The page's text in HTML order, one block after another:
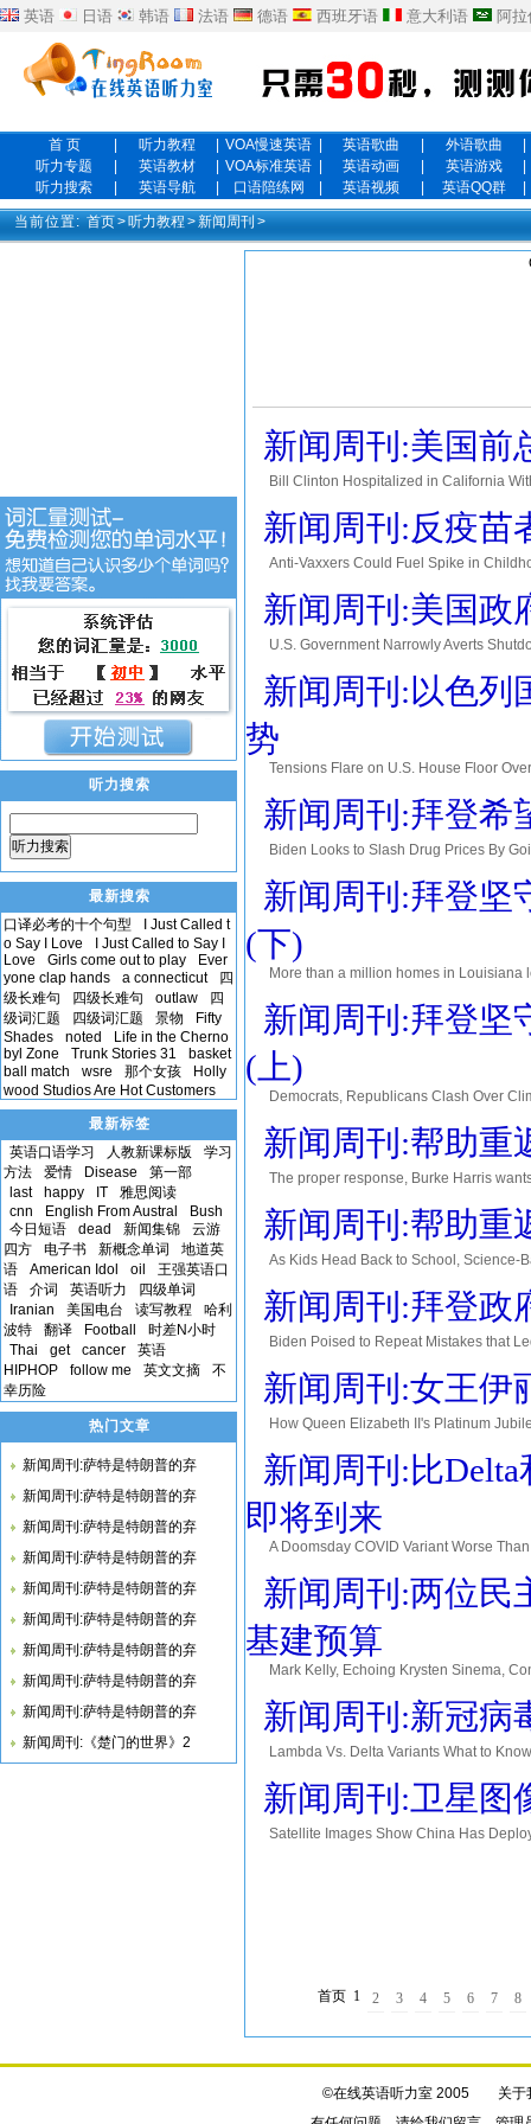
英语 日语 韩语 法语 德语 西班牙语 意大利语 阿
首 页 听力教程 VOA慢速英语 英语歌曲 外语歌曲
听力专题
英语教材 VOA标准英语 英语动画 英语游戏
听力搜索
英语导航 口语陪练网 英语视频 英语QQ群
当前位置: 首页>听力教程 >新闻周刊 >
新闻周刊:美国前
Bill Clinton Hospitalized in California
新闻周刊:反疫苗
Anti-Vaxxers Could Fuel Spike in
新闻周刊:美国政
U.S. Government Narrowly Averts
新闻周刊:以色列
势
Tensions Flare on U.S. House Floor
新闻周刊:拜登希
Biden Looks to Slash Drug Prices By
新闻周刊:拜登坚
(下)
More than a million homes in Louisiana
新闻周刊:拜登坚
(上)
Democrats, Republicans Clash Over
新闻周刊:帮助重
The proper response, Burke Harris
新闻周刊:帮助重
As Kids Head Back to School, Science-
新闻周刊:拜登政
Biden Poised to Repeat Mistakes that
新闻周刊:女王伊
How Queen Elizabeth II's Platinum
新闻周刊:比
即将到来
A Doomsday COVID Variant Worse
新闻周刊:两位民
基建预算
Mark Kelly, Echoing Krysten Sinema,
新闻周刊:新冠病
Lambda Vs. Delta Variants What to
新闻周刊:卫星图
Satellite Images Show China Has
首页 1 2 3 4 5 6 7 8
听力搜索
听力搜索
最新搜索
口译必考的十个句型
I Just Called t
o Say I Love
I Just Called to Say I
Love
Girls come out to play
Ever
yone clap hands
a connecticut
四
级长难句
四级长难句 outlaw
四
级词汇题
四级词汇题 景物
Fifty
Shades
noted
Life in the Cherno
byl Zone
Trunk Stories 31
basket
ball match
wsre 那个女孩
Holly
wood Studios Are Hot Customers
最新标签
英语口语学习
人教新课标版
学习
方法
爱情 Disease
第一部
last
happy IT
雅思阅读
cnn
English From Austral
Bush
今日短语
dead 新闻集锦
云游
四方
电子书 新概念单词
地道英
语
American Idol oil
王强英语口
语
介词 英语听力
四级单词
Iranian
美国电台 读写教程
哈利
波特
翻译 Football
时差N小时
Thai
get cancer
英语
HIPHOP
follow me 英文文摘
不
幸历险
热门文章
新闻周刊:萨特是特朗普的弃
新闻周刊:萨特是特朗普的弃
新闻周刊:萨特是特朗普的弃
新闻周刊:萨特是特朗普的弃
新闻周刊:萨特是特朗普的弃
新闻周刊:萨特是特朗普的弃
新闻周刊:萨特是特朗普的弃
新闻周刊:萨特是特朗普的弃
新闻周刊:萨特是特朗普的弃
新闻周刊:《楚门的世界》2
©在线英语听力室 2005 关于